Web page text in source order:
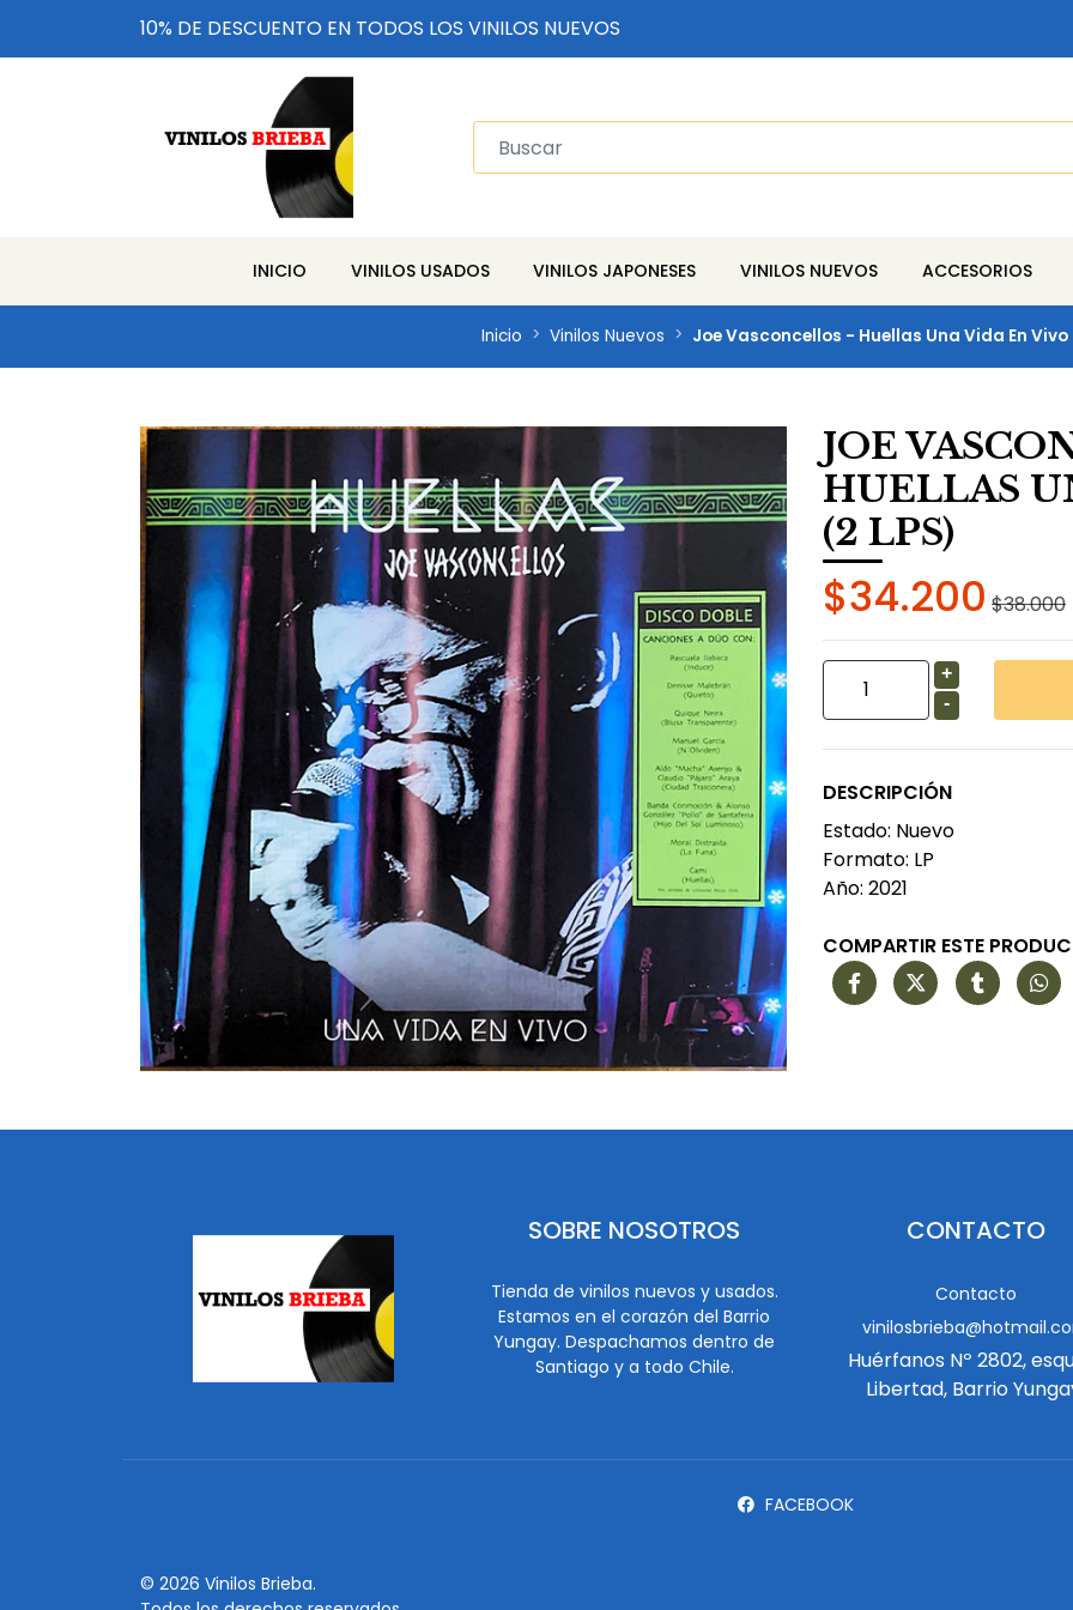
10% DE DESCUENTO EN TODOS LOS VINILOS NUEVOS
INICIO VINILOS USADOS VINILOS JAPONESES VINILOS NUEVOS ACCESORIOS
Inicio Vinilos Nuevos Joe Vasconcellos - Huellas Una Vida En Vivo
JOE
HUELLAS
(2 LPS)
$34.200 $38.000
+
-
DESCRIPCIÓN
Estado: Nuevo
Formato: LP
Año: 2021
COMPARTIR ESTE
SOBRE NOSOTROS
Tienda de vinilos nuevos y usados.
Estamos en el corazón del Barrio
Yungay. Despachamos dentro de
Santiago y a todo Chile.
CONTACTO
Contacto
Huérfanos Nº 2802,
Libertad, Barrio
FACEBOOK
© 2026 Vinilos Brieba.